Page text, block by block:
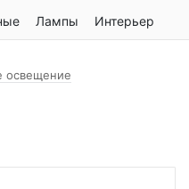
Лампы Интерьер
освещение